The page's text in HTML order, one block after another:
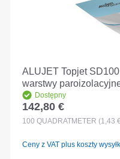
ALUJET Topjet
warstwy
Dostępny
Cena regularna:
142,80 €
100 QUADRATMETER (1,43
Ceny z VAT plus koszty